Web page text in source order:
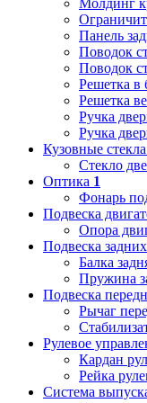
Панель
Поводок
Поводок
Решетка в
Решетка
Ручка
Ручка
Кузовные стекла
Стекло
Оптика 1
Фонарь
Подвеска
Опора
Подвеска
Балка
Пружина
Подвеска
Рычаг
Рулевое
Кардан
Рейка
Система